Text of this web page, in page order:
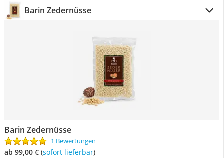
Barin Zedernüsse
Barin Zedernüsse
1 Bewertungen
ab 99,00 € ( Sofort lieferbar)